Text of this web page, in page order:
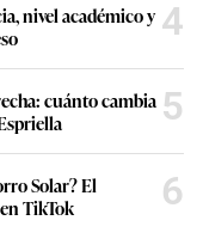
nivel académico y 4
cuánto cambia 5
Solar? El
TikTok
6